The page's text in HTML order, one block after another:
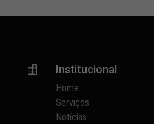
 Institucional
Home
Serviços
Notícias